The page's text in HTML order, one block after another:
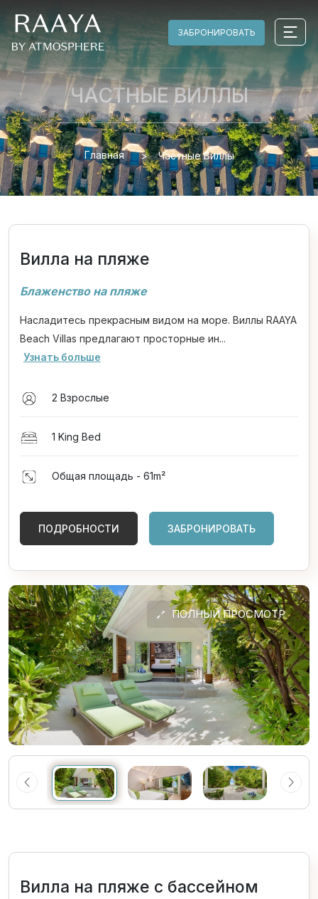
ЗАБРОНИРОВАТЬ
ЧАСТНЫЕ ВИЛЛЫ
Главная Частные Виллы
Вилла на пляже
Блаженство на пляже
Насладитесь прекрасным видом на море. Виллы RAAYA
Beach Villas предлагают просторные ин...
Узнать больше
2 Взрослые
1 King Bed
Общая площадь - 61m²
ПОДРОБНОСТИ ЗАБРОНИРОВАТЬ
ПОЛНЫЙ ПРОСМОТР
Вилла на пляже с бассейном